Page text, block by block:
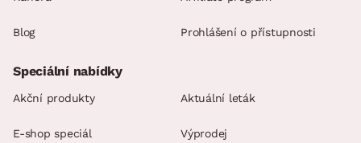
Blog Prohlášení o přístupnosti
Speciální nabídky
Akční produkty Aktuální leták
E-shop speciál Výprodej